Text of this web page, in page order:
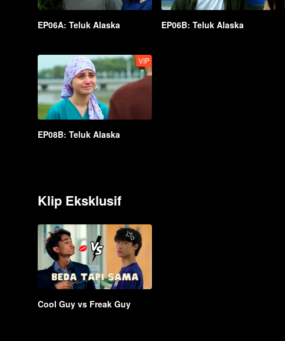
EP06A: Teluk Alaska EP06B: Teluk Alaska
VIP
EP08B: Teluk Alaska
Klip Eksklusif
Cool Guy vs Freak Guy